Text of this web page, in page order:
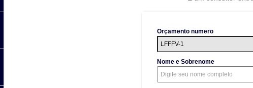
Orçamento numero
Nome e Sobrenome